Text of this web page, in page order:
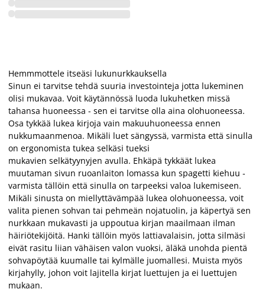
Hemmmottele itseäsi lukunurkkauksella
Sinun ei tarvitse tehdä suuria investointeja jotta lukeminen
olisi mukavaa. Voit käytännössä luoda lukuhetken missä
tahansa huoneessa - sen ei tarvitse olla aina olohuoneessa.
Osa tykkää lukea kirjoja vain makuuhuoneessa ennen
nukkumaanmenoa. Mikäli luet sängyssä, varmista että sinulla
on ergonomista tukea selkäsi tueksi
mukavien selkätyynyjen avulla. Ehkäpä tykkäät lukea
muutaman sivun ruoanlaiton lomassa kun spagetti kiehuu -
varmista tällöin että sinulla on tarpeeksi valoa lukemiseen.
Mikäli sinusta on miellyttävämpää lukea olohuoneessa, voit
valita pienen sohvan tai pehmeän nojatuolin, ja käpertyä sen
nurkkaan mukavasti ja uppoutua kirjan maailmaan ilman
häiriötekijöitä. Hanki tällöin myös lattiavalaisin, jotta silmäsi
eivät rasitu liian vähäisen valon vuoksi, äläkä unohda pientä
sohvapöytää kuumalle tai kylmälle juomallesi. Muista myös
kirjahylly, johon voit lajitella kirjat luettujen ja ei luettujen
mukaan.